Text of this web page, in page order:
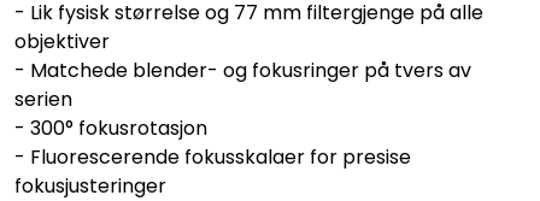
- Lik fysisk størrelse og 77 mm filtergjenge på alle
objektiver
- Matchede blender- og fokusringer på tvers av
serien
- 300° fokusrotasjon
- Fluorescerende fokusskalaer for presise
fokusjusteringer